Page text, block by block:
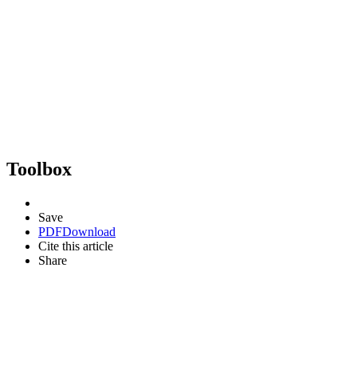
Toolbox
Save
PDFDownload
Cite this article
Share